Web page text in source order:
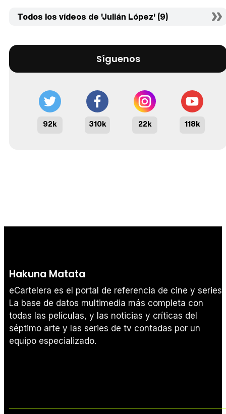
Todos los vídeos de 'Julián López' (9)
Síguenos
92k 310k 22k 118k
Hakuna Matata
eCartelera es el portal de referencia de cine y series.
La base de datos multimedia más completa con
todas las películas, y las noticias y críticas del
séptimo arte y las series de tv contadas por un
equipo especializado.